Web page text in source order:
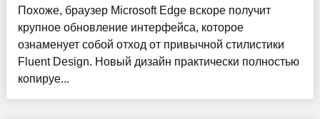
Похоже, браузер Microsoft Edge вскоре получит
крупное обновление интерфейса, которое
ознаменует собой отход от привычной стилистики
Fluent Design. Новый дизайн практически полностью
копируе...